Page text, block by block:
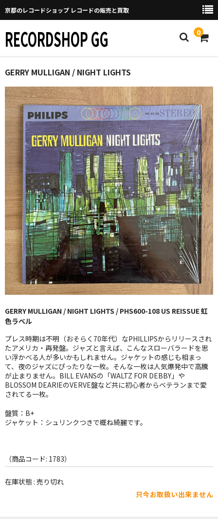
京都のレコードショップ レコードの販売と買取
RECORDSHOP GG 0
Home
マイページ
GGについて
買取について
取り置きなどについて
Categories
New Arrivals
新譜
GG RECORD （当店のレーベル）
全商品
JAZZ-US
BLUE NOTE
JAZZ-EU
JAZZ-JP
JAZZ-VOCAL
J-POP
ROCK
FOLK,SSW
その他
7INC
GERRY MULLIGAN / NIGHT LIGHTS
GERRY MULLIGAN / NIGHT LIGHTS / PHS600-108 US REISSUE 虹
色ラベル
プレス時期は不明（おそらく70年代）なPHILLIPSからリリースされ
たアメリカ・再発盤。ジャズと言えば、こんなスローバラードを思
い浮かべる人が多いかもしれません。ジャケットの感じも相まっ
て、夜のジャズにぴったりな一枚。そんな一枚は人気爆発中で高騰
が止まりません。BILL EVANSの「WALTZ FOR DEBBY」や
BLOSSOM DEARIEのVERVE盤など共に初心者からベテランまで愛
されてる一枚。
盤質：B+
ジャケット：シュリンクつきで概ね綺麗です。
（商品コード: 1783）
在庫状態 : 売り切れ
只今お取扱い出来ません